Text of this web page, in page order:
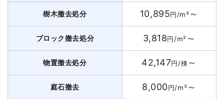
樹木撤去処分 10,895円/m³～
ブロック撤去処分 3,818円/m² ～
物置撤去処分 42,147円/棟～
庭石撤去 8,000円/m³～